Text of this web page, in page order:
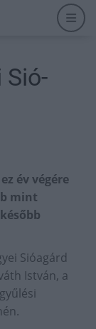
év végére
mint
Sióagárd
István, a